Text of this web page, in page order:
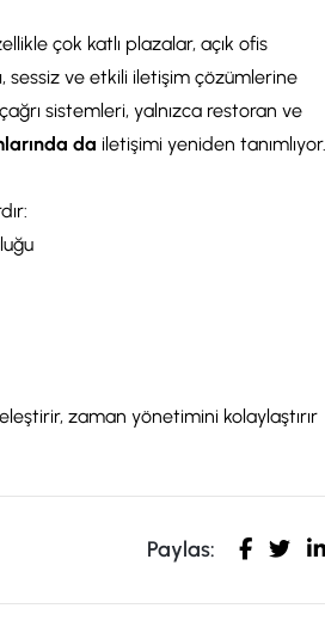
çok katlı plazalar, açık ofis
sessiz ve etkili iletişim çözümlerine
sistemleri, yalnızca restoran ve
da iletişimi yeniden tanımlıyor.
zaman yönetimini kolaylaştırır
Paylas: